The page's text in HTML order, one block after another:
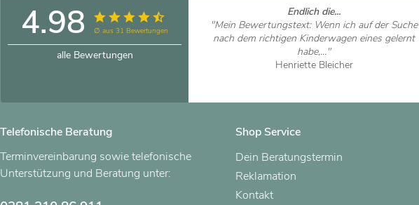
4.98∅ aus 31 Bewertungen
alle Bewertungen
Endlich die...
"Mein Bewertungstext: Wenn ich auf der Suche
nach dem richtigen Kinderwagen eines gelernt
habe,..."
Henriette Bleicher
Telefonische Beratung
Terminvereinbarung sowie telefonische
Unterstützung und Beratung unter:
Shop Service
Dein Beratungstermin
Reklamation
Kontakt